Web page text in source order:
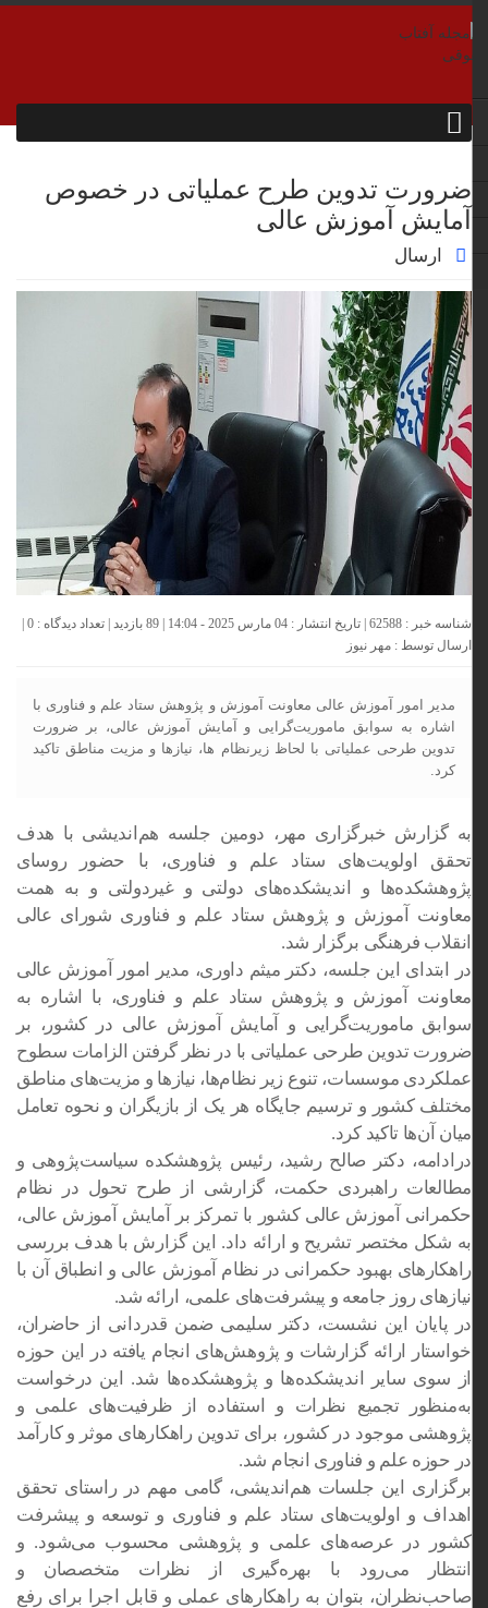
ضرورت تدوین طرح عملیاتی در خصوص
آمایش آموزش عالی
ارسال
شناسه خبر : 62588 | تاریخ انتشار : 04 مارس 2025 - 14:04 | 89 بازدید | تعداد دیدگاه : 0
|
ارسال توسط :مهر نیوز
مدیر امور آموزش عالی معاونت آموزش و پژوهش ستاد علم و فناوری با
اشاره به سوابق ماموریت‌گرایی و آمایش آموزش عالی، بر ضرورت
تدوین طرحی عملیاتی با لحاظ زیرنظام ها، نیازها و مزیت مناطق تاکید
کرد.
به گزارش خبرگزاری مهر، دومین جلسه هم‌اندیشی با هدف
تحقق اولویت‌های ستاد علم و فناوری، با حضور روسای
پژوهشکده‌ها و اندیشکده‌های دولتی و غیردولتی و به همت
معاونت آموزش و پژوهش ستاد علم و فناوری شورای عالی
انقلاب فرهنگی برگزار شد.
در ابتدای این جلسه، دکتر میثم داوری، مدیر امور آموزش عالی
معاونت آموزش و پژوهش ستاد علم و فناوری، با اشاره به
سوابق ماموریت‌گرایی و آمایش آموزش عالی در کشور، بر
ضرورت تدوین طرحی عملیاتی با در نظر گرفتن الزامات سطوح
عملکردی موسسات، تنوع زیر نظام‌ها، نیازها و مزیت‌های مناطق
مختلف کشور و ترسیم جایگاه هر یک از بازیگران و نحوه تعامل
میان آن‌ها تاکید کرد.
درادامه، دکتر صالح رشید، رئیس پژوهشکده سیاست‌پژوهی و
مطالعات راهبردی حکمت، گزارشی از طرح تحول در نظام
حکمرانی آموزش عالی کشور با تمرکز بر آمایش آموزش عالی،
به شکل مختصر تشریح و ارائه داد. این گزارش با هدف بررسی
راهکارهای بهبود حکمرانی در نظام آموزش عالی و انطباق آن با
نیازهای روز جامعه و پیشرفت‌های علمی، ارائه شد.
در پایان این نشست، دکتر سلیمی ضمن قدردانی از حاضران،
خواستار ارائه گزارشات و پژوهش‌های انجام یافته در این حوزه
از سوی سایر اندیشکده‌ها و پژوهشکده‌ها شد. این درخواست
به‌منظور تجمیع نظرات و استفاده از ظرفیت‌های علمی و
پژوهشی موجود در کشور، برای تدوین راهکارهای موثر و کارآمد
در حوزه علم و فناوری انجام شد.
برگزاری این جلسات هم‌اندیشی، گامی مهم در راستای تحقق
اهداف و اولویت‌های ستاد علم و فناوری و توسعه و پیشرفت
کشور در عرصه‌های علمی و پژوهشی محسوب می‌شود. و
انتظار می‌رود با بهره‌گیری از نظرات متخصصان و
صاحب‌نظران، بتوان به راهکارهای عملی و قابل اجرا برای رفع